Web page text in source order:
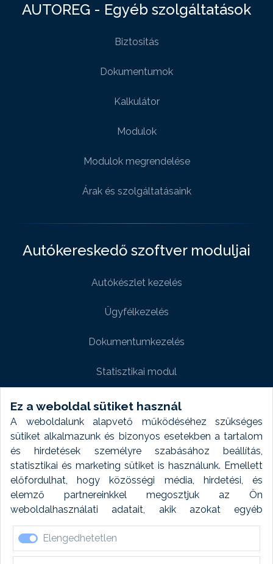
Ez a weboldal sütiket használ
A weboldalunk alapvető működéséhez szükséges
sütiket alkalmazunk és bizonyos esetekben a tartalom
és hirdetések személyre szabásához beállítás,
statisztikai és marketing sütiket is használunk. Emellett
előfordulhat, hogy közösségi média, hirdetési, és
elemző partnereinkkel megosztjuk az Ön
weboldalhasználati adatait, akik azokat egyéb
forrásokból gyűjtött adatokkal kombinálhatják. A sütik
elfogadásával kapcsolatosan naplózást végzünk és
ezen adatokat 6 hónap után automatikusan töröljük. A
Elengedhetetlen
AUTOREG - Egyéb szolgáltatások
Biztositás
Dokumentumok
Kalkulátor
Modulok
Modulok megrendelése
Árak és szolgáltatásaink
Autókereskedő szoftver moduljai
Autókészlet kezelés
Ügyfélkezelés
Dokumentumkezelés
Statisztikai modul
Weboldal modul
Fényképtár extra modul
Autómosó modul
Feladatütemezés